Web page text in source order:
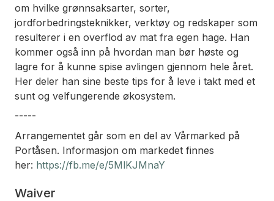
om hvilke grønnsaksarter, sorter,
jordforbedringsteknikker, verktøy og redskaper som
resulterer i en overflod av mat fra egen hage. Han
kommer også inn på hvordan man bør høste og
lagre for å kunne spise avlingen gjennom hele året.
Her deler han sine beste tips for å leve i takt med et
sunt og velfungerende økosystem.
-----
Arrangementet går som en del av Vårmarked på
Portåsen. Informasjon om markedet finnes
her: https://fb.me/e/5MlKJMnaY
Waiver